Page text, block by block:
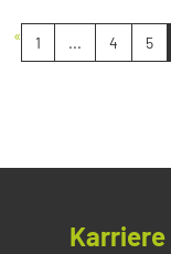
« 1 ... 4 5
Karriere